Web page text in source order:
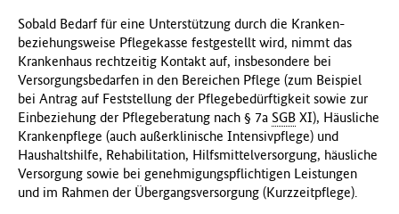
Sobald Bedarf für eine Unterstützung durch die Kranken-
beziehungsweise Pflegekasse festgestellt wird, nimmt das
Krankenhaus rechtzeitig Kontakt auf, insbesondere bei
Versorgungsbedarfen in den Bereichen Pflege (zum Beispiel
bei Antrag auf Feststellung der Pflegebedürftigkeit sowie zur
Einbeziehung der Pflegeberatung nach § 7a SGB XI), Häusliche
Krankenpflege (auch außerklinische Intensivpflege) und
Haushaltshilfe, Rehabilitation, Hilfsmittelversorgung, häusliche
Versorgung sowie bei genehmigungspflichtigen Leistungen
und im Rahmen der Übergangsversorgung (Kurzzeitpflege).